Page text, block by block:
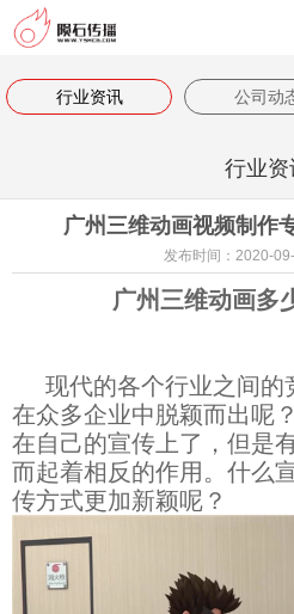
网站导航
数字孪生体验
关于我们
返回首页
行业资讯 公司动
行业资
广州三维动画视频制作
发布时间：2020-
广州三维动画多
现代的各个行业之间
在众多企业中脱颖而出呢
在自己的宣传上了，但是
而起着相反的作用。什么
传方式更加新颖呢？